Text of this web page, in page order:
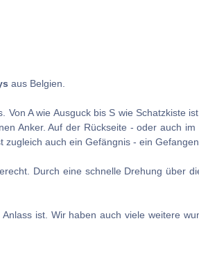
aus Belgien.
A wie Ausguck bis S wie Schatzkiste
Anker. Auf der Rückseite - oder auch
auch ein Gefängnis - ein
Durch eine schnelle Drehung über
ist. Wir haben auch viele weitere